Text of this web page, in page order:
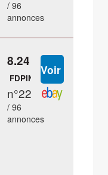
/ 96
annonces
8.24 €
FDPIN
n°22
/ 96
annonces